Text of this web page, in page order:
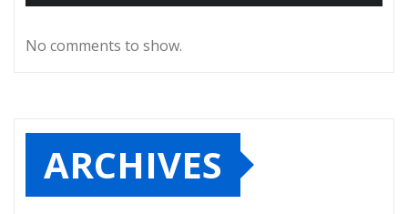
No comments to show.
ARCHIVES